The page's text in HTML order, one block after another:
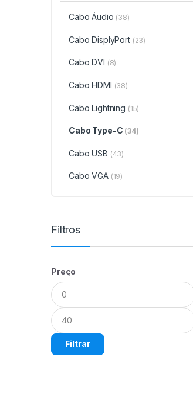
Cabo Áudio (38)
Cabo DisplyPort (23)
Cabo DVI (8)
Cabo HDMI (38)
Cabo Lightning (15)
Cabo Type-C (34)
Cabo USB (43)
Cabo VGA (19)
Filtros
Preço
Preço
mínimo
Preço
máximo
Filtrar